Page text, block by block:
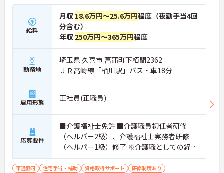
給料
月収 18.6万円～25.6万円程度（夜勤手当4回
分含む）
年収 250万円～365万円程度
勤務地
埼玉県 久喜市 菖蒲町下栢間2362
ＪＲ高崎線「桶川駅」バス・車18分
雇用形態 正社員(正職員)
応募要件
■介護福祉士免許 ■介護職員初任者研修
（ヘルパー2級）、介護福祉士実務者研修
（ヘルパー1級）修了 ※介護職としての経験
があればなお可
車通勤可 住宅手当・補助 資格取得サポート 研修制度あり